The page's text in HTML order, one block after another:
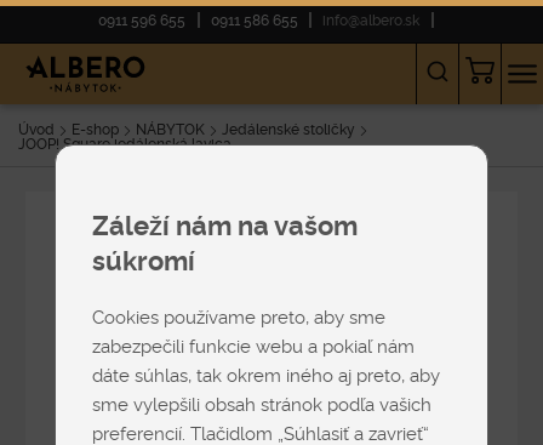
0911 596 655 0911 586 655 info@albero.sk
Úvod E-shop NÁBYTOK
Jedálenské stoličky
JOOP! Square jedálenská lavica
Záleží nám na vašom
súkromí
Cookies používame preto, aby sme
zabezpečili funkcie webu a pokiaľ nám
dáte súhlas, tak okrem iného aj preto, aby
sme vylepšili obsah stránok podľa vašich
preferencií. Tlačidlom „Súhlasiť a zavrieť“